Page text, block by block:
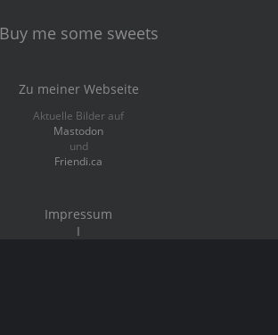
Buy me some sweets
Zu meiner Webseite
Aktuelle Bilder auf
Mastodon
und
Friendi.ca
Impressum
I